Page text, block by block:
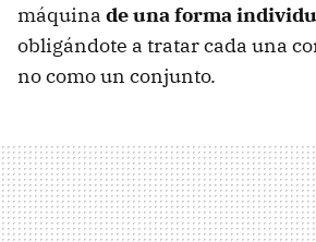
máquina de una forma
obligándote a tratar cada una
no como un conjunto.